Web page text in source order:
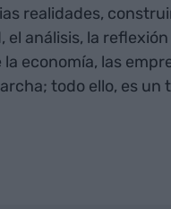
realidades,
análisis, la
economía, las
todo ello, es un